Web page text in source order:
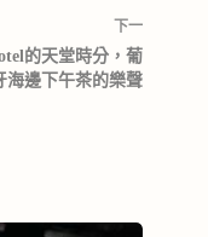
下一
的天堂時分，葡
海邊下午茶的樂聲